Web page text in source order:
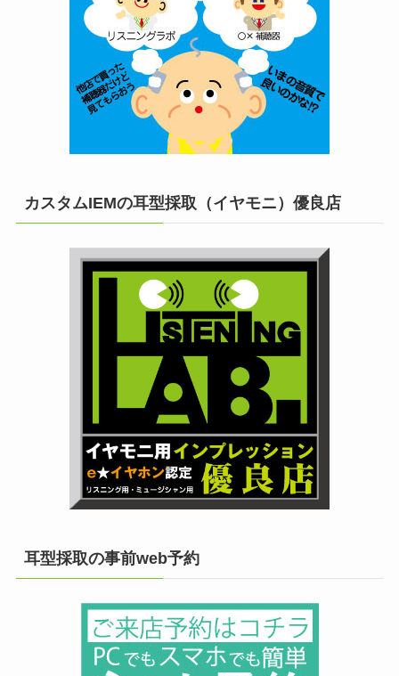
カスタムIEMの耳型採取（イヤモニ）優良店
耳型採取の事前web予約